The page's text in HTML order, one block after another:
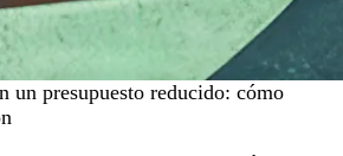
un presupuesto reducido: cómo